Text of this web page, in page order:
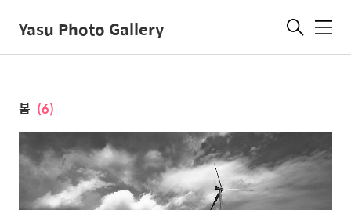
Yasu Photo Gallery 메
봄 (6)